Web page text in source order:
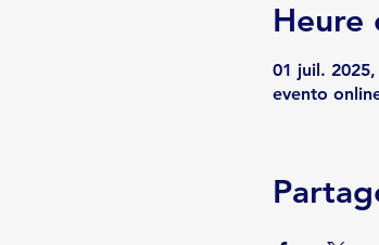
Heure
01 juil.
evento